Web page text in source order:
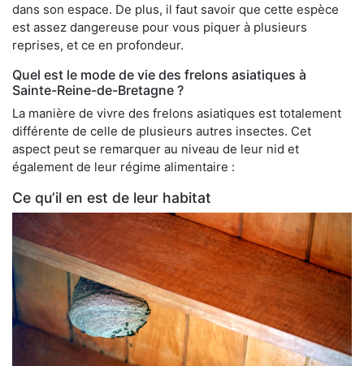
dans son espace. De plus, il faut savoir que cette espèce
est assez dangereuse pour vous piquer à plusieurs
reprises, et ce en profondeur.
Quel est le mode de vie des frelons asiatiques à
Sainte-Reine-de-Bretagne ?
La manière de vivre des frelons asiatiques est totalement
différente de celle de plusieurs autres insectes. Cet
aspect peut se remarquer au niveau de leur nid et
également de leur régime alimentaire :
Ce qu’il en est de leur habitat